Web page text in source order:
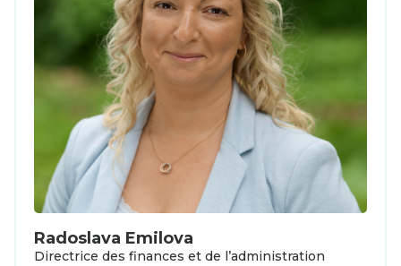
Radoslava Emilova
Directrice des finances et de l’administration